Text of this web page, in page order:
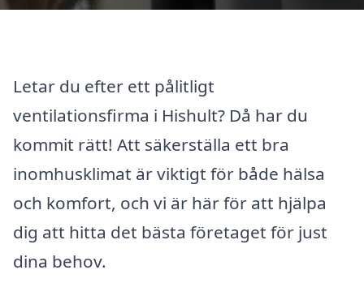
Letar du efter ett pålitligt
ventilationsfirma i Hishult? Då har du
kommit rätt! Att säkerställa ett bra
inomhusklimat är viktigt för både hälsa
och komfort, och vi är här för att hjälpa
dig att hitta det bästa företaget för just
dina behov.